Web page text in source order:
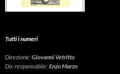
Tutti i numeri
Direzione:Giovanni Vetritto
Dir. responsabile:Enzo Marzo